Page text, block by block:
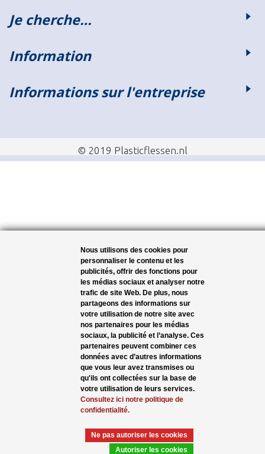
Je cherche…
Information
Informations sur l'entreprise
© 2019 Plasticflessen.nl
Nous utilisons des cookies pour
personnaliser le contenu et les
publicités, offrir des fonctions pour
les médias sociaux et analyser notre
trafic de site Web. De plus, nous
partageons des informations sur
votre utilisation de notre site avec
nos partenaires pour les médias
sociaux, la publicité et l’analyse. Ces
partenaires peuvent combiner ces
données avec d’autres informations
que vous leur avez transmises ou
qu'ils ont collectées sur la base de
votre utilisation de leurs services.
Consultez ici notre politique de
confidentialité.
Ne pas autoriser les cookies
Autoriser les cookies